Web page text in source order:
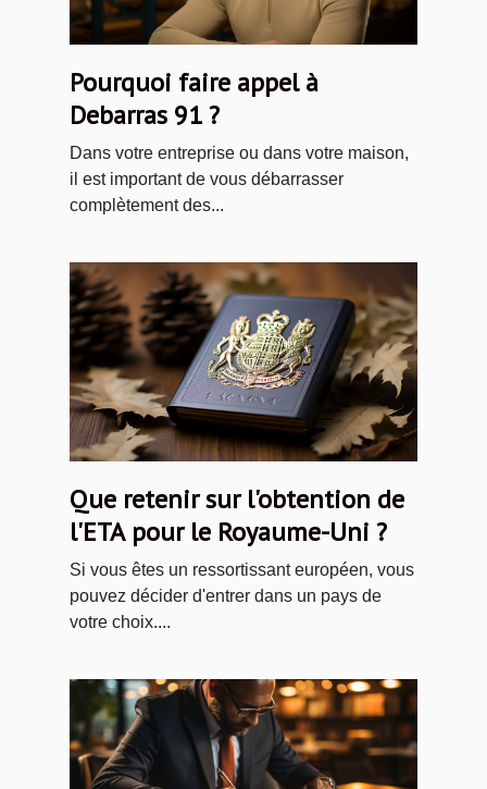
Pourquoi faire appel à
Debarras 91 ?
Dans votre entreprise ou dans votre maison,
il est important de vous débarrasser
complètement des...
Que retenir sur l'obtention de
l'ETA pour le Royaume-Uni ?
Si vous êtes un ressortissant européen, vous
pouvez décider d'entrer dans un pays de
votre choix....